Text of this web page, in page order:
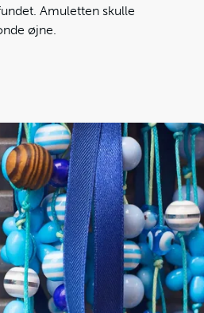
Amuletten skulle
øjne.